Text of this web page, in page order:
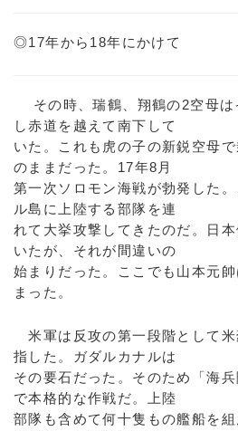
◎17年から18年にかけて
その時、瑞鶴、翔鶴の2空母は
し赤道を越えて南下して
いた。これも虎の子の新鋭空母
のままだった。17年8月
第一次ソロモン海戦が勃発した
ル島に上陸する部隊を連
れて大挙攻撃してきたのだ。日
いたが、それが間違いの
始まりだった。ここでも山本元
まった。
米軍は反攻の第一段階として米
指した。ガダルカナルは
その要石だった。そのため「海
で本格的な作戦だ。上陸
部隊も含めて何十隻もの艦船を